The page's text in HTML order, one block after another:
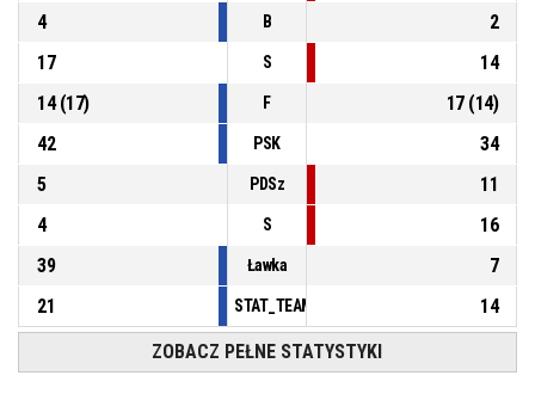
4
B
2
17
S
14
14(17) F 17(14)
42
PSK
34
5
PDSz
11
4
S
16
39
Ławka
7
21
14
ZOBACZ PEŁNE STATYSTYKI